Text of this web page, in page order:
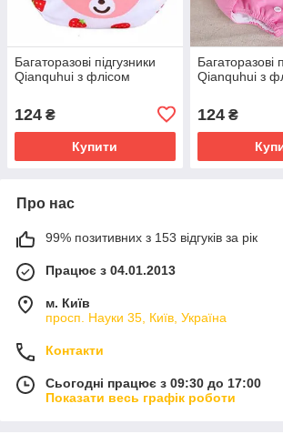
Багаторазові підгузники
Qianquhui з флісом
124 ₴
Купити
Багаторазові
Qianquhui з
124₴
Про нас
99% позитивних з 153 відгуків за рік
Працює з 04.01.2013
м. Київ
просп. Науки 35, Київ, Україна
Контакти
Сьогодні працює з 09:30 до 17:00
Показати весь графік роботи